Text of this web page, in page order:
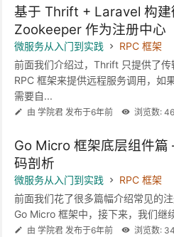
基于 Thrift + Laravel 构
Zookeeper 作为注册中心
微服务从入门到实践
RPC 框架
前面我们介绍过，Thrift 只提供了
RPC 框架来提供远程服务调用，如
需要自...
由 学院君 发布于6年前 浏览数:
Go Micro 框架底层组件
码剖析
微服务从入门到实践
RPC 框架
前面我们花了很多篇幅介绍常见的
Go Micro 框架中，接下来，我们继
由 学院君 发布于6年前 浏览数: